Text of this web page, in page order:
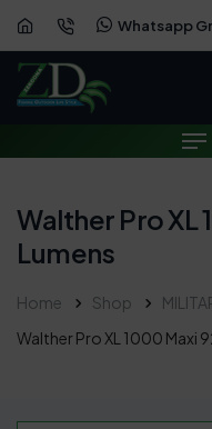
Whatsapp
Walther Pro XL
Lumens
Home Shop
Walther Pro XL 1000 Maxi